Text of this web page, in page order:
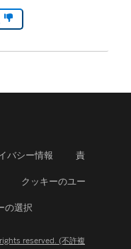
バシー情報 責
クッキーのユー
の選択
reserved. (不許複